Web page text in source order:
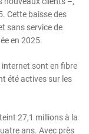
Cette baisse des
sans service de
en 2025.
internet sont en fibre
été actives sur les
27,1 millions à la
ans. Avec près